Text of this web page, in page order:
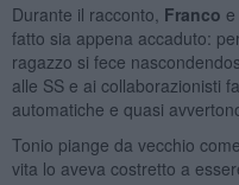
Durante il racconto, Franco e
fatto sia appena accaduto:
ragazzo si fece
alle SS e ai collaborazionisti
automatiche e quasi
Tonio piange da vecchio
vita lo aveva costretto a